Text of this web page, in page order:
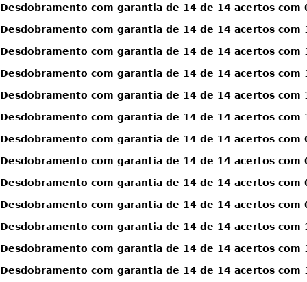
Desdobramento com garantia de 14 de 14 acertos com
Desdobramento com garantia de 14 de 14 acertos com
Desdobramento com garantia de 14 de 14 acertos com
Desdobramento com garantia de 14 de 14 acertos com
Desdobramento com garantia de 14 de 14 acertos com
Desdobramento com garantia de 14 de 14 acertos com
Desdobramento com garantia de 14 de 14 acertos com
Desdobramento com garantia de 14 de 14 acertos com
Desdobramento com garantia de 14 de 14 acertos com
Desdobramento com garantia de 14 de 14 acertos com
Desdobramento com garantia de 14 de 14 acertos com
Desdobramento com garantia de 14 de 14 acertos com
Desdobramento com garantia de 14 de 14 acertos com